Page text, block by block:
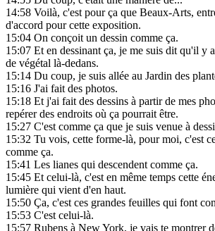
14:58 Voilà, c'est pour ça que Beaux-Arts,
d'accord pour cette exposition.
15:04 On conçoit un dessin comme ça.
15:07 Et en dessinant ça, je me suis dit qu'il y
de végétal là-dedans.
15:14 Du coup, je suis allée au Jardin des
15:16 J'ai fait des photos.
15:18 Et j'ai fait des dessins à partir de mes
repérer des endroits où ça pourrait être.
15:27 C'est comme ça que je suis venue à
15:32 Tu vois, cette forme-là, pour moi, c'est
comme ça.
15:41 Les lianes qui descendent comme ça.
15:45 Et celui-là, c'est en même temps cette
lumière qui vient d'en haut.
15:50 Ça, c'est ces grandes feuilles qui font
15:53 C'est celui-là.
15:57 Rubens à New York, je vais te montrer